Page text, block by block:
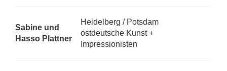
Sabine und
Hasso Plattner
Heidelberg / Potsdam
ostdeutsche Kunst +
Impressionisten